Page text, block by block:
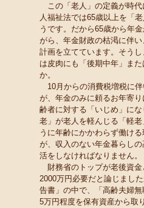
この「老人」の定義が時代
人福祉法では65歳以上を「
うです。だから65歳から年
がら、年金財政の枯渇に伴
計画を立てています。そう
は皮肉にも「後期中年」ま
か。
10月からの消費税増税に
が、年金のみに頼るお年寄
齢者に対する「いじめ」に
老」が老人を軽んじる「軽
うに年齢にかかわらず働け
が、収入のない年金暮らし
活をしなければなりません。
財務省のトップが老後資金
2000万円必要だと論じまし
告書」の中で、「高齢夫婦
5万円程度を保有資産から取